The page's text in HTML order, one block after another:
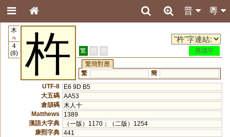
粵
普
木
75
4
(8)
杵 繁 簡 港
異讀字
繁簡對應
繁
簡
UTF-8
E6 9D B5
大五碼 AA53
倉頡碼
木人十
Matthews
1389
漢語大字典
（一版）1170；（二版）1254
康熙字典 441